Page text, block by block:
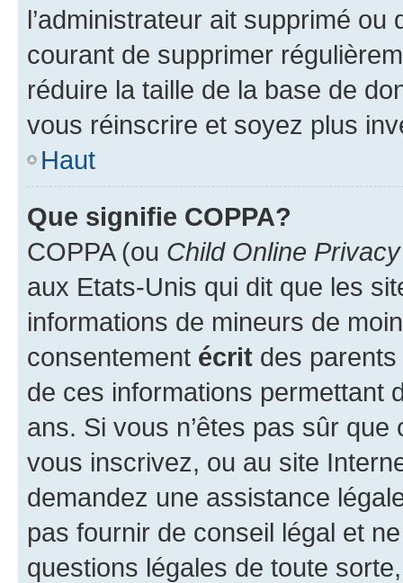
l’administrateur ait supprimé
courant de supprimer
réduire la taille de la base de
vous réinscrire et soyez plus
Haut
Que signifie COPPA?
COPPA (ou Child Online
aux Etats-Unis qui dit que les
informations de mineurs de
consentement écrit des parents
de ces informations permettant
ans. Si vous n’êtes pas sûr
vous inscrivez, ou au site
demandez une assistance
pas fournir de conseil légal et
questions légales de toute